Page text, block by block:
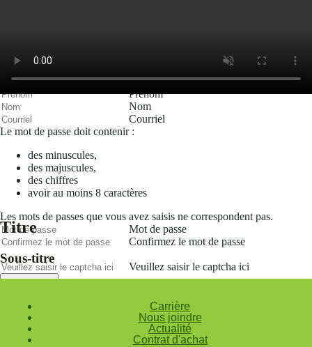
Titre
Sous-titre
Carrière
Nous joindre
Actualité
Contrat d'achat
Créer un compte
Prénom
Nom
Courriel
Le mot de passe doit contenir :
des minuscules,
des majuscules,
des chiffres
avoir au moins 8 caractères
Les mots de passes que vous avez saisis ne correspondent pas.
Mot de passe
Confirmez le mot de passe
Veuillez saisir le captcha ici
Valider
Mot de passe oublié